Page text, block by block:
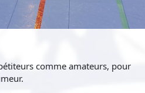
comme amateurs, pour